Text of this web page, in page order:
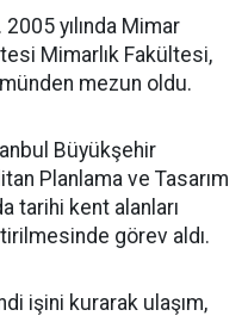
2005 yılında Mimar
Mimarlık Fakültesi,
mezun oldu.
Büyükşehir
Planlama ve Tasarım
tarihi kent alanları
görev aldı.
işini kurarak ulaşım,